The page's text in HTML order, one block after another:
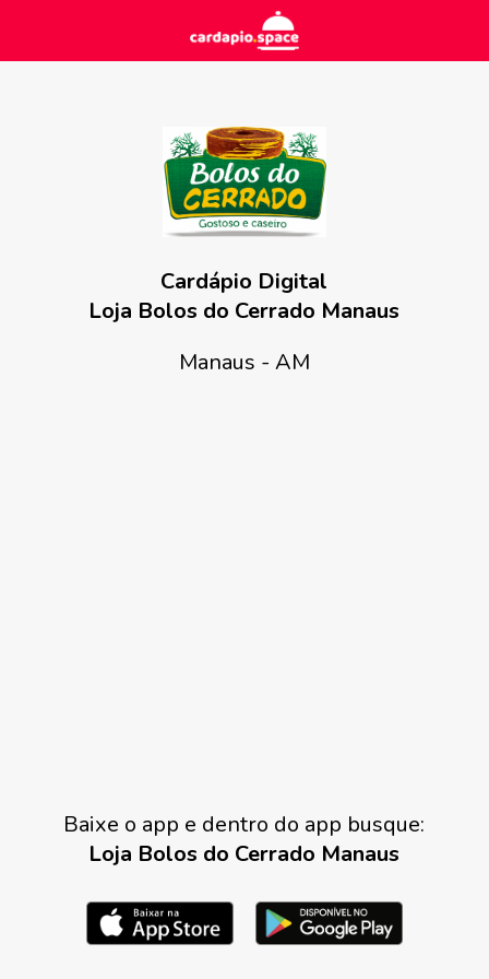
Cardápio Digital
Loja Bolos do Cerrado Manaus
Manaus - AM
Baixe o app e dentro do app busque:
Loja Bolos do Cerrado Manaus